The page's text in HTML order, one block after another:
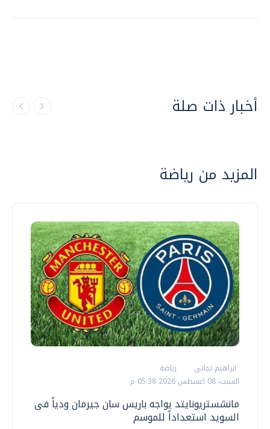
أخبار ذات صلة
المزيد من رياضة
ابراهيم نجاتي
رياضة
السبت، 08 اغسطس 2026 05:38 م
مانشستريونايتد يواجه باريس سان جيرمان ودياً فى
السويد استعداداً للموسم